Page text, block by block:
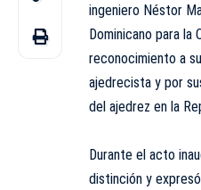
ingeniero Néstor
Dominicano para la
reconocimiento a
ajedrecista y por
del ajedrez en la
Durante el acto
distinción y